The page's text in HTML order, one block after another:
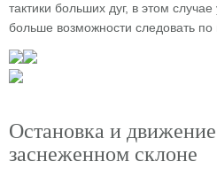
тактики больших дуг, в этом
больше возможности следовать по
Остановка и
заснеженном склоне